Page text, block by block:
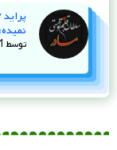
توسط 1 سال پیش